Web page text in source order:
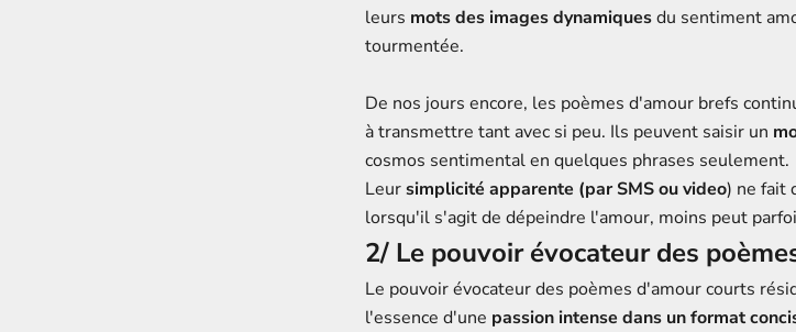
leurs mots des images dynamiquesdu sentiment
tourmentée.
De nos jours encore, les poèmes d'amour brefs
à transmettre tant avec si peu. Ils peuvent saisir un
cosmos sentimental en quelques phrases seulement.
Leursimplicité apparente (par SMS ou video) ne fait
lorsqu'il s'agit de dépeindre l'amour, moins peut
2/ Le pouvoir évocateur des
Le pouvoir évocateur des poèmes d'amour courts
l'essence d'une passion intense dans un format